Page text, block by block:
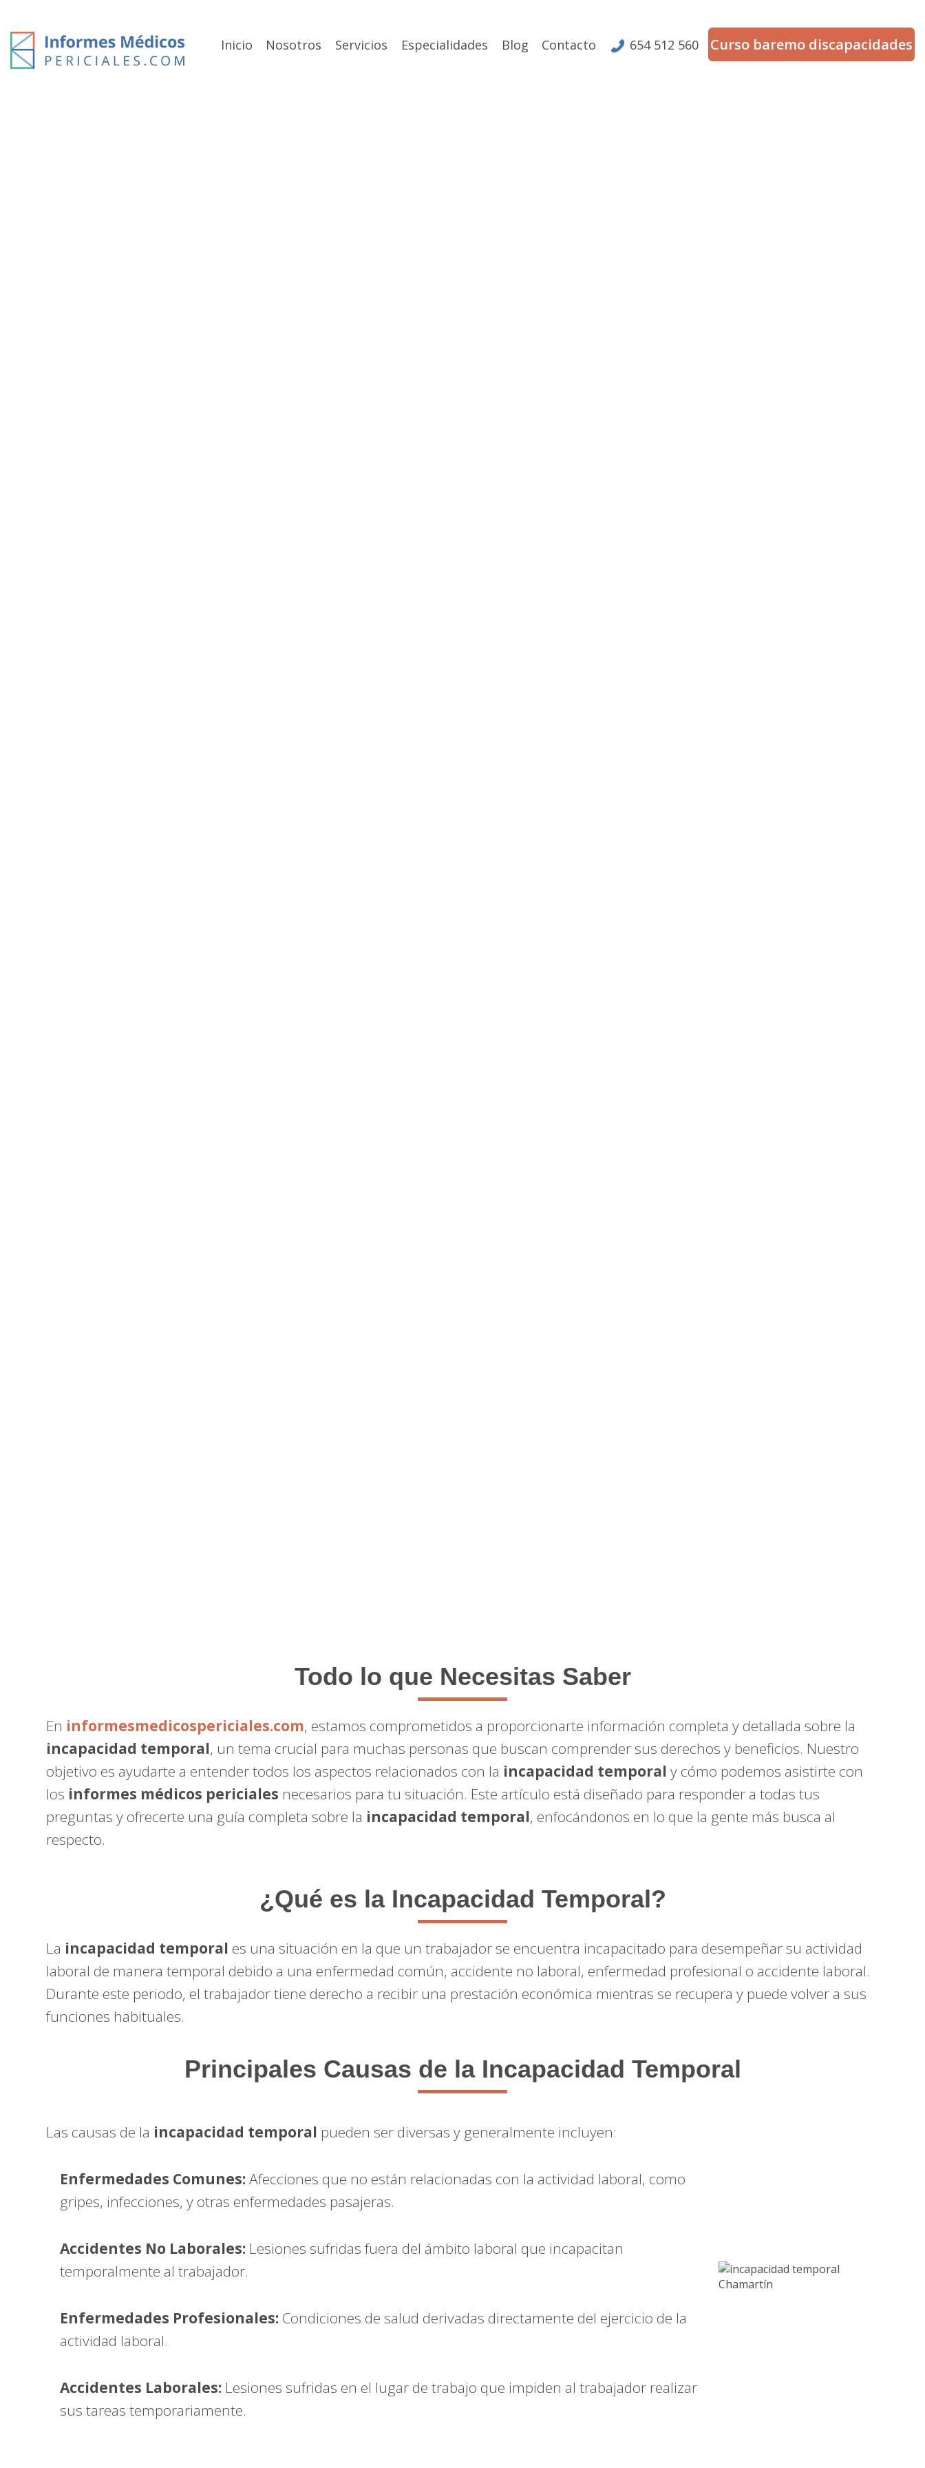
content
Inicio Nosotros Servicios Especialidades Blog Contacto 654 512 560 Curso baremo discapacidades
Todo lo que Necesitas Saber
En informesmedicospericiales.com, estamos comprometidos a proporcionarte información completa y detallada sobre la
incapacidad temporal, un tema crucial para muchas personas que buscan comprender sus derechos y beneficios. Nuestro
objetivo es ayudarte a entender todos los aspectos relacionados con la incapacidad temporal y cómo podemos asistirte con
los informes médicos periciales necesarios para tu situación. Este artículo está diseñado para responder a todas tus
preguntas y ofrecerte una guía completa sobre la incapacidad temporal, enfocándonos en lo que la gente más busca al
respecto.
¿Qué es la Incapacidad Temporal?
La incapacidad temporal es una situación en la que un trabajador se encuentra incapacitado para desempeñar su actividad
laboral de manera temporal debido a una enfermedad común, accidente no laboral, enfermedad profesional o accidente laboral.
Durante este periodo, el trabajador tiene derecho a recibir una prestación económica mientras se recupera y puede volver a sus
funciones habituales.
Principales Causas de la Incapacidad Temporal
Las causas de la incapacidad temporal pueden ser diversas y generalmente incluyen:
Enfermedades Comunes:Afecciones que no están relacionadas con la actividad laboral, como
gripes, infecciones, y otras enfermedades pasajeras.
Accidentes No Laborales: Lesiones sufridas fuera del ámbito laboral que incapacitan
temporalmente al trabajador.
Enfermedades Profesionales: Condiciones de salud derivadas directamente del ejercicio de la
actividad laboral.
Accidentes Laborales: Lesiones sufridas en el lugar de trabajo que impiden al trabajador realizar
sus tareas temporariamente.